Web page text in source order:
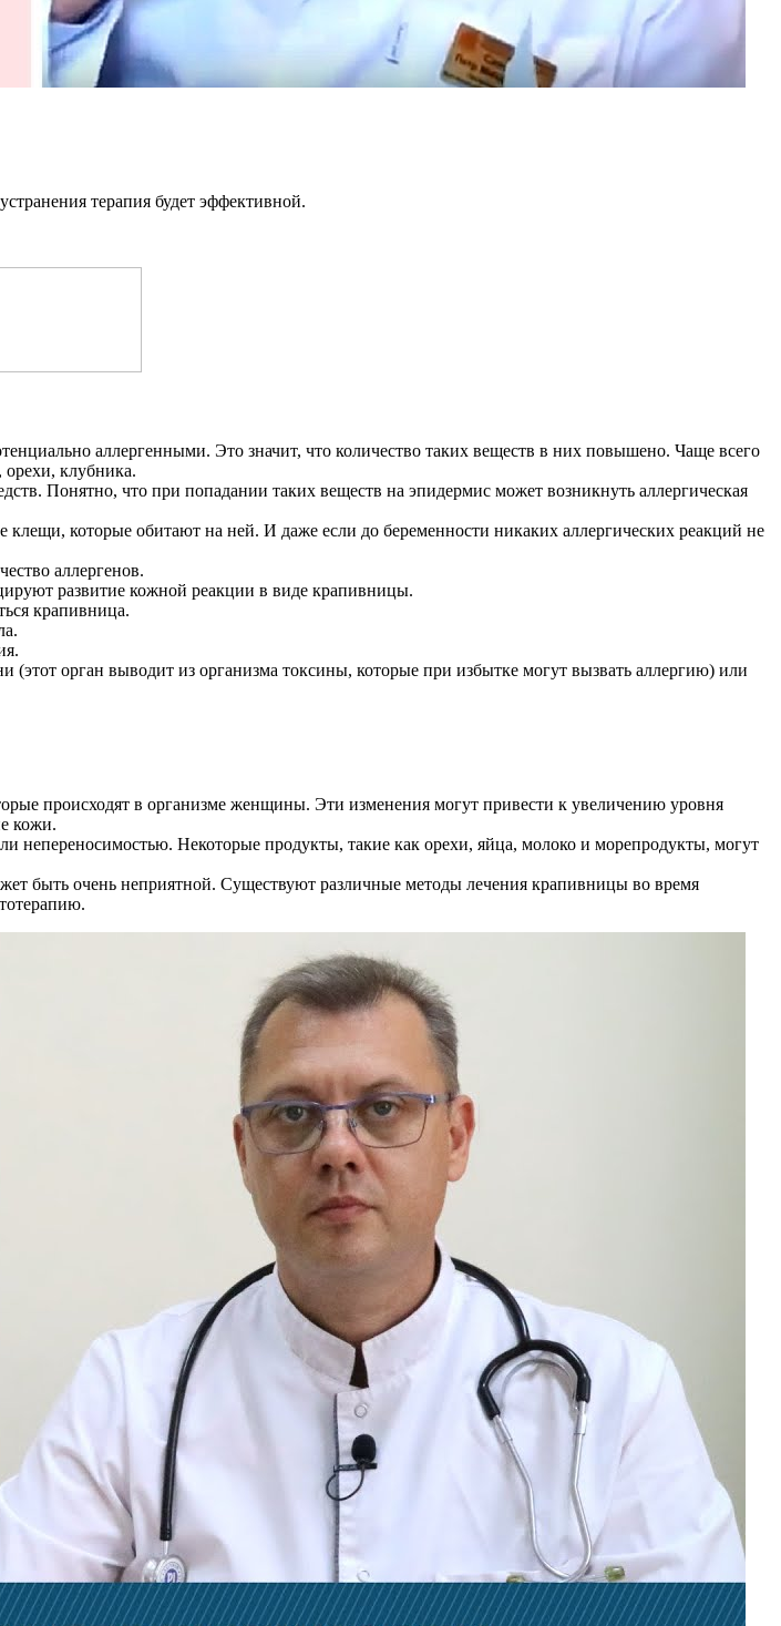
терапия будет эффективной.
аллергенными. Это значит, что количество таких веществ в них повышено. Чаще всего
клубника.
Понятно, что при попадании таких веществ на эпидермис может возникнуть аллергическая
которые обитают на ней. И даже если до беременности никаких аллергических реакций не
аллергенов.
развитие кожной реакции в виде крапивницы.
крапивница.
орган выводит из организма токсины, которые при избытке могут вызвать аллергию) или
происходят в организме женщины. Эти изменения могут привести к увеличению уровня
кожи.
непереносимостью. Некоторые продукты, такие как орехи, яйца, молоко и морепродукты, могут
быть очень неприятной. Существуют различные методы лечения крапивницы во время